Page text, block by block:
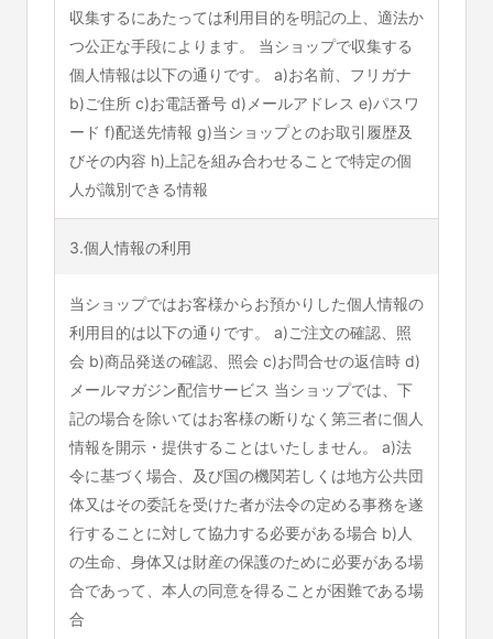
収集するにあたっては利用目的を明記の上、適法か
つ公正な手段によります。 当ショップで収集する
個人情報は以下の通りです。 a)お名前、フリガナ
b)ご住所 c)お電話番号 d)メールアドレス e)パスワ
ード f)配送先情報 g)当ショップとのお取引履歴及
びその内容 h)上記を組み合わせることで特定の個
人が識別できる情報
3.個人情報の利用
当ショップではお客様からお預かりした個人情報の
利用目的は以下の通りです。 a)ご注文の確認、照
会 b)商品発送の確認、照会 c)お問合せの返信時 d)
メールマガジン配信サービス 当ショップでは、下
記の場合を除いてはお客様の断りなく第三者に個人
情報を開示・提供することはいたしません。 a)法
令に基づく場合、及び国の機関若しくは地方公共団
体又はその委託を受けた者が法令の定める事務を遂
行することに対して協力する必要がある場合 b)人
の生命、身体又は財産の保護のために必要がある場
合であって、本人の同意を得ることが困難である場
合